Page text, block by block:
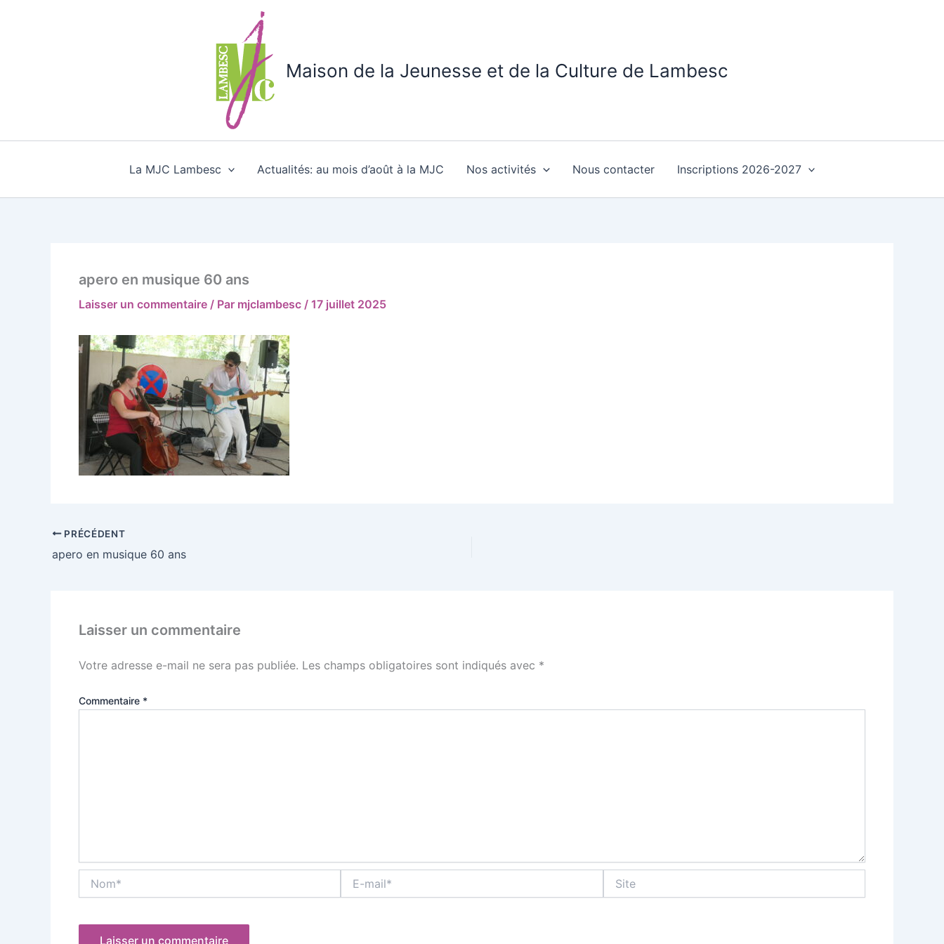
Maison de la Jeunesse et de la Culture de Lambesc
La MJC Lambesc Actualités: au mois d’août à la MJC Nos activités Nous contacter Inscriptions 2026-2027
apero en musique 60 ans
Laisser un commentaire / Par mjclambesc / 17 juillet 2025
PRÉCÉDENT
apero en musique 60 ans
Laisser un commentaire
Votre adresse e-mail ne sera pas publiée. Les champs obligatoires sont indiqués avec *
Commentaire *
mail*